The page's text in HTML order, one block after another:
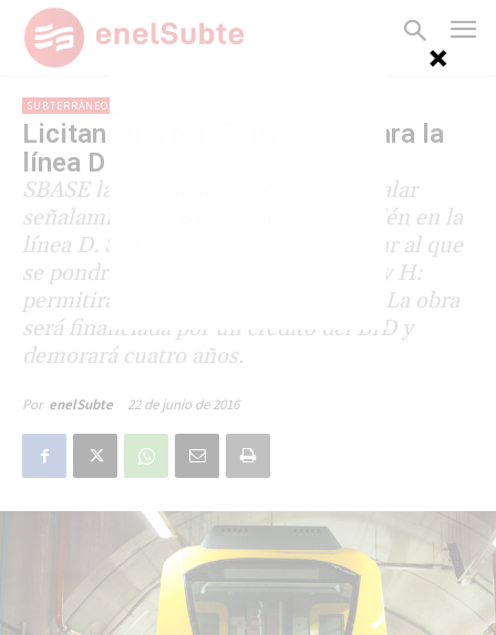
SUBTERRÁNEOS
Licitan nuevo señalamiento para la
línea D
SBASE lanzó una licitación para instalar
señalamiento CBTC y puertas de andén en la
línea D. Se trata de un sistema similar al que
se pondrá en marcha en las líneas C y H:
permitirá incrementar la frecuencia. La obra
será financiada por un crédito del BID y
demorará cuatro años.
Por enelSubte 22 de junio de 2016